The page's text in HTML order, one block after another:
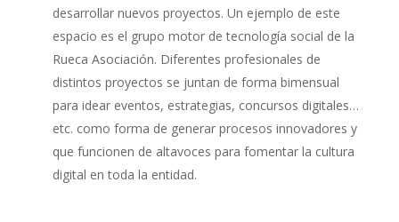
desarrollar nuevos proyectos. Un ejemplo de este
espacio es el grupo motor de tecnología social de la
Rueca Asociación. Diferentes profesionales de
distintos proyectos se juntan de forma bimensual
para idear eventos, estrategias, concursos digitales…
etc. como forma de generar procesos innovadores y
que funcionen de altavoces para fomentar la cultura
digital en toda la entidad.